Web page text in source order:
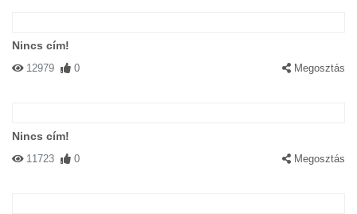
Nincs cím!
12979 0 Megosztás
Nincs cím!
11723 0 Megosztás